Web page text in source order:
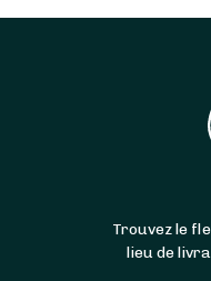
Trouvez le
lieu de